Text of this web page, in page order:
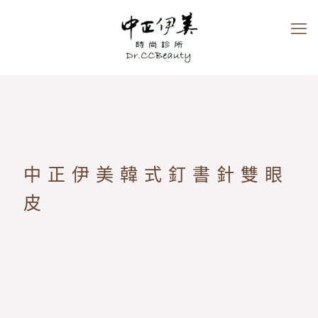
中正伊美韓式釘書針雙眼
皮